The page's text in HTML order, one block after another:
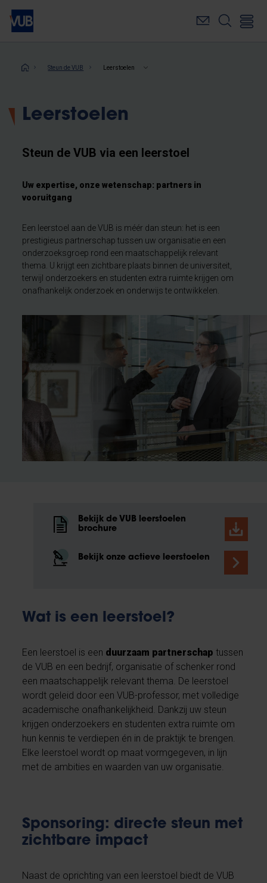
Overslaan
naar
inhoudKruimelpad
Steun de VUB Leerstoelen
Leerstoelen
Steun de VUB via een leerstoel
Uw expertise, onze wetenschap: partners in
vooruitgang​
Een leerstoel aan de VUB is méér dan steun: het is een
prestigieus partnerschap tussen uw organisatie en een
onderzoeksgroep rond een maatschappelijk relevant
thema. U krijgt een zichtbare plaats binnen de universiteit,
terwijl onderzoekers en studenten extra ruimte krijgen om
onafhankelijk onderzoek en onderwijs te ontwikkelen.​
Bekijk de VUB leerstoelen
brochure
Bekijk onze actieve leerstoelen
Wat is een leerstoel?
Een leerstoel is een duurzaam partnerschap tussen
de VUB en een bedrijf, organisatie of schenker rond
een maatschappelijk relevant thema. De leerstoel
wordt geleid door een VUB-professor, met volledige
academische onafhankelijkheid. Dankzij uw steun
krijgen onderzoekers en studenten extra ruimte om
hun kennis te verdiepen én in de praktijk te brengen.
Elke leerstoel wordt op maat vormgegeven, in lijn
met de ambities en waarden van uw organisatie.
Sponsoring: directe steun met
zichtbare impact
Naast de oprichting van een leerstoel biedt de VUB